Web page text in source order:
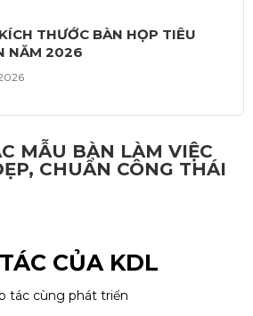
THƯỚC BÀN HỌP TIÊU
NĂM 2026
MẪU BÀN LÀM VIỆC
CHUẨN CÔNG THÁI
CỦA KDL
tác cùng phát triển